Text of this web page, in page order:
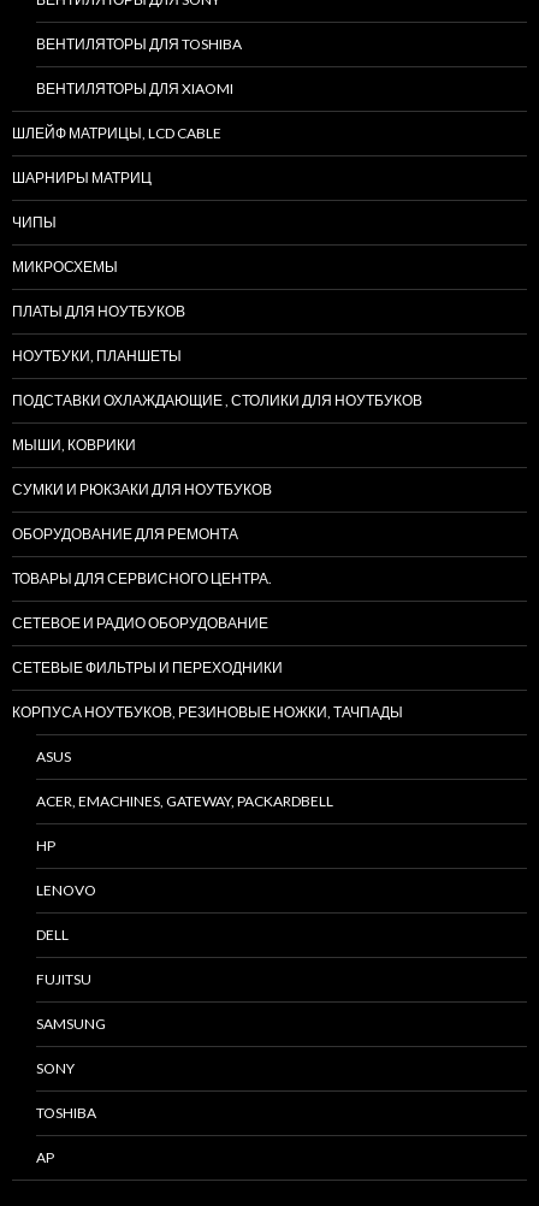
ВЕНТИЛЯТОРЫ ДЛЯ TOSHIBA
ВЕНТИЛЯТОРЫ ДЛЯ XIAOMI
ШЛЕЙФ МАТРИЦЫ, LCD CABLE
ШАРНИРЫ МАТРИЦ
ЧИПЫ
МИКРОСХЕМЫ
ПЛАТЫ ДЛЯ НОУТБУКОВ
НОУТБУКИ, ПЛАНШЕТЫ
ПОДСТАВКИ ОХЛАЖДАЮЩИЕ , СТОЛИКИ ДЛЯ НОУТБУКОВ
МЫШИ, КОВРИКИ
СУМКИ И РЮКЗАКИ ДЛЯ НОУТБУКОВ
ОБОРУДОВАНИЕ ДЛЯ РЕМОНТА
ТОВАРЫ ДЛЯ СЕРВИСНОГО ЦЕНТРА.
СЕТЕВОЕ И РАДИО ОБОРУДОВАНИЕ
СЕТЕВЫЕ ФИЛЬТРЫ И ПЕРЕХОДНИКИ
КОРПУСА НОУТБУКОВ, РЕЗИНОВЫЕ НОЖКИ, ТАЧПАДЫ
ASUS
ACER, EMACHINES, GATEWAY, PACKARDBELL
HP
LENOVO
DELL
FUJITSU
SAMSUNG
SONY
TOSHIBA
AP